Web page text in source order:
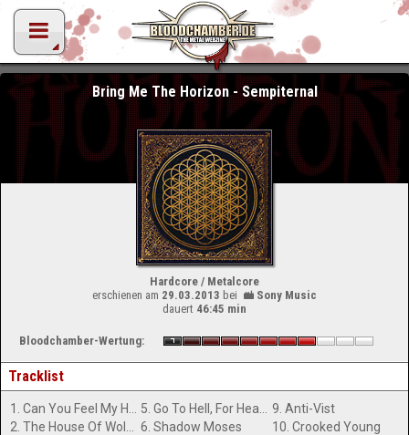
Bring Me The Horizon - Sempiternal
Hardcore / Metalcore
erschienen am 29.03.2013 bei
Sony Music
dauert 46:45 min
Bloodchamber-Wertung:
Tracklist
6. Shadow Moses
9. Anti-Vist
10. Crooked Young